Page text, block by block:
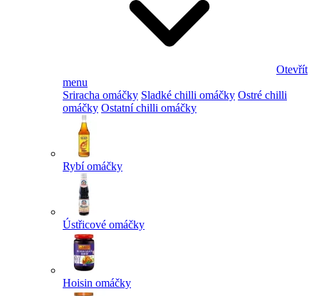
Otevřít
menu
Sriracha omáčky Sladké chilli omáčky Ostré chilli
omáčky Ostatní chilli omáčky
Rybí omáčky
Ústřicové omáčky
Hoisin omáčky